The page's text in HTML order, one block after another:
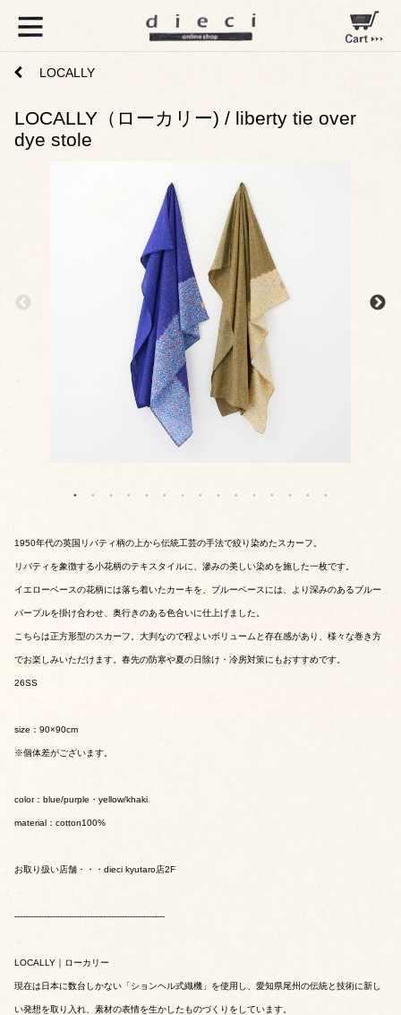
LOCALLY
LOCALLY（ローカリー) / liberty tie over
dye stole
1950年代の英国リバティ柄の上から伝統工芸の手法で絞り染めたスカーフ。
リバティを象徴する小花柄のテキスタイルに、滲みの美しい染めを施した一枚です。
イエローベースの花柄には落ち着いたカーキを、ブルーベースには、より深みのあるブルー
パープルを掛け合わせ、奥行きのある色合いに仕上げました。
こちらは正方形型のスカーフ。大判なので程よいボリュームと存在感があり、様々な巻き方
でお楽しみいただけます。春先の防寒や夏の日除け・冷房対策にもおすすめです。
26SS
size：90×90cm
※個体差がございます。
color：blue/purple・yellow/khaki
material：cotton100%
お取り扱い店舗・・・dieci kyutaro店2F
--------------------------------------------------------
LOCALLY｜ローカリー
現在は日本に数台しかない「ションヘル式織機」を使用し、愛知県尾州の伝統と技術に新し
い発想を取り入れ、素材の表情を生かしたものづくりをしています。